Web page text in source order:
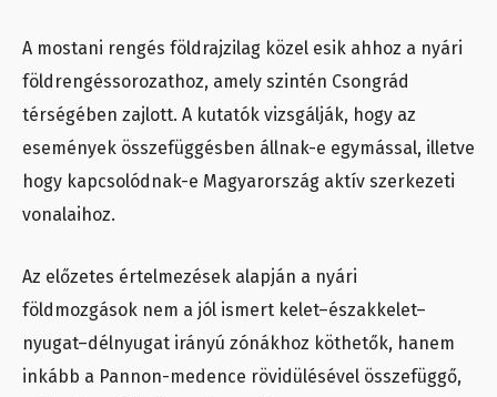
A mostani rengés földrajzilag közel esik ahhoz a nyári
földrengéssorozathoz, amely szintén Csongrád
térségében zajlott. A kutatók vizsgálják, hogy az
események összefüggésben állnak-e egymással, illetve
hogy kapcsolódnak-e Magyarország aktív szerkezeti
vonalaihoz.
Az előzetes értelmezések alapján a nyári
földmozgások nem a jól ismert kelet–északkelet–
nyugat–délnyugat irányú zónákhoz köthetők, hanem
inkább a Pannon-medence rövidülésével összefüggő,